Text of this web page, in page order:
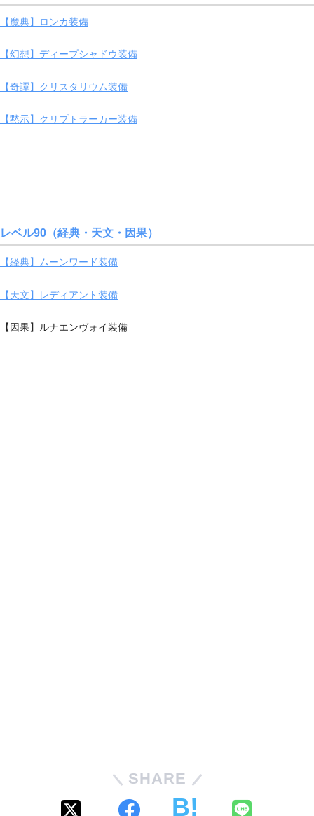
【魔典】ロンカ装備
【幻想】ディープシャドウ装備
【奇譚】クリスタリウム装備
【黙示】クリプトラーカー装備
レベル90（経典・天文・因果）
【経典】ムーンワード装備
【天文】レディアント装備
【因果】ルナエンヴォイ装備
SHARE